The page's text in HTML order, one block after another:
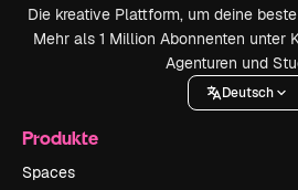
Die kreative Plattform, um deine
Mehr als 1 Million Abonnenten unter
Agenturen und
Deutsch
Produkte
Spaces